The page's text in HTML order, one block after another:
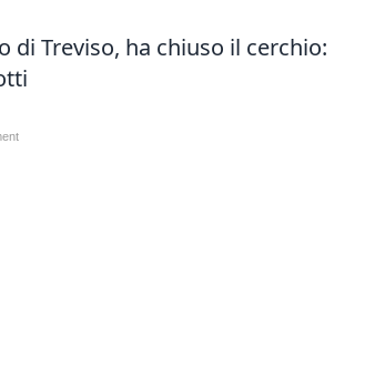
di Treviso, ha chiuso il cerchio: